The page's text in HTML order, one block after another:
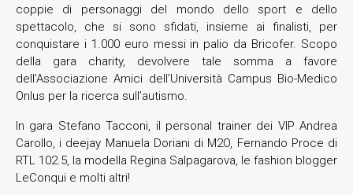
coppie di personaggi del mondo dello sport e dello
spettacolo, che si sono sfidati, insieme ai finalisti, per
conquistare i 1.000 euro messi in palio da Bricofer. Scopo
della gara charity, devolvere tale somma a favore
dell’Associazione Amici dell’Università Campus Bio-Medico
Onlus per la ricerca sull’autismo.
In gara Stefano Tacconi, il personal trainer dei VIP Andrea
Carollo, i deejay Manuela Doriani di M2O, Fernando Proce di
RTL 102.5, la modella Regina Salpagarova, le fashion blogger
LeConqui e molti altri!